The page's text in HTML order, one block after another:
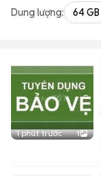
Dung lượng: 64 GB
1 phút trước 1